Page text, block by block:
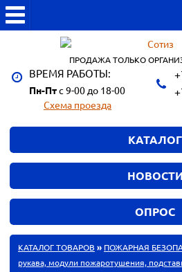
ПРОДАЖА ТОЛЬКО
ВРЕМЯ РАБОТЫ:
Пн-Птс 9-00 до 18-00
Схема проезда
КАТАЛОГ
НОВОСТИ
ОПРОС
КАТАЛОГ ТОВАРОВ » ПОЖАРНАЯ
рукава, модули пожаротушения,